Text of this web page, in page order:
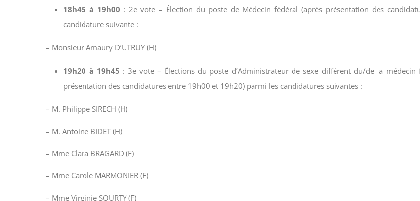
18h45 à 19h00 : 2e vote – Élection du poste de Médecin fédéral (après présentation des
candidature suivante :
– Monsieur Amaury D’UTRUY (H)
19h20 à 19h45 : 3e vote – Élections du poste d’Administrateur de sexe différent du/de la médecin
présentation des candidatures entre 19h00 et 19h20) parmi les candidatures suivantes :
– M. Philippe SIRECH (H)
– M. Antoine BIDET (H)
– Mme Clara BRAGARD (F)
– Mme Carole MARMONIER (F)
– Mme Virginie SOURTY (F)